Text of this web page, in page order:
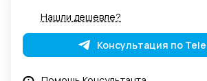
Нашли дешевле?
Консультация по